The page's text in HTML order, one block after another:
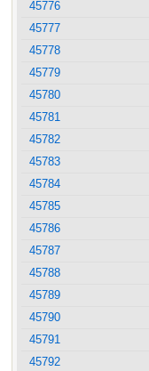
45776
45777
45778
45779
45780
45781
45782
45783
45784
45785
45786
45787
45788
45789
45790
45791
45792